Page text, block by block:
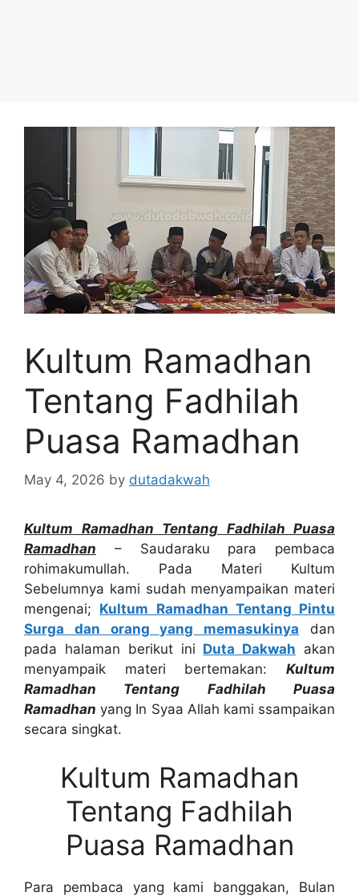
Kultum Ramadhan
Tentang Fadhilah
Puasa Ramadhan
May 4, 2026 by dutadakwah
Kultum Ramadhan Tentang Fadhilah Puasa
Ramadhan – Saudaraku para pembaca
rohimakumullah. Pada Materi Kultum
Sebelumnya kami sudah menyampaikan materi
mengenai; Kultum Ramadhan Tentang Pintu
Surga dan orang yang memasukinya dan
pada halaman berikut ini Duta Dakwah akan
menyampaik materi bertemakan: Kultum
Ramadhan Tentang Fadhilah Puasa
Ramadhan yang In Syaa Allah kami ssampaikan
secara singkat.
Kultum Ramadhan
Tentang Fadhilah
Puasa Ramadhan
Para pembaca yang kami banggakan, Bulan